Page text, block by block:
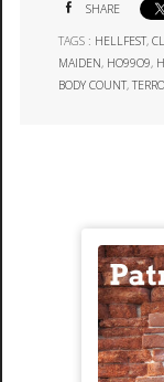
SHARE
TAGS : HELLFEST,
MAIDEN, HO99O9,
BODY COUNT,